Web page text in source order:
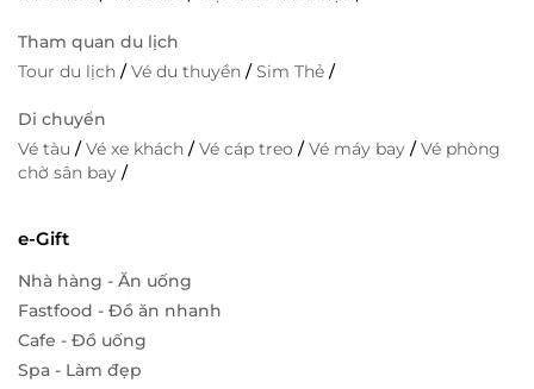
Tham quan du lịch
Tour du lịch /Vé du thuyền /Sim Thẻ /
Di chuyển
Vé tàu /Vé xe khách /Vé cáp treo /Vé máy bay /Vé phòng
chờ sân bay /
e-Gift
Nhà hàng - Ăn uống
Fastfood - Đồ ăn nhanh
Cafe - Đồ uống
Spa - Làm đẹp